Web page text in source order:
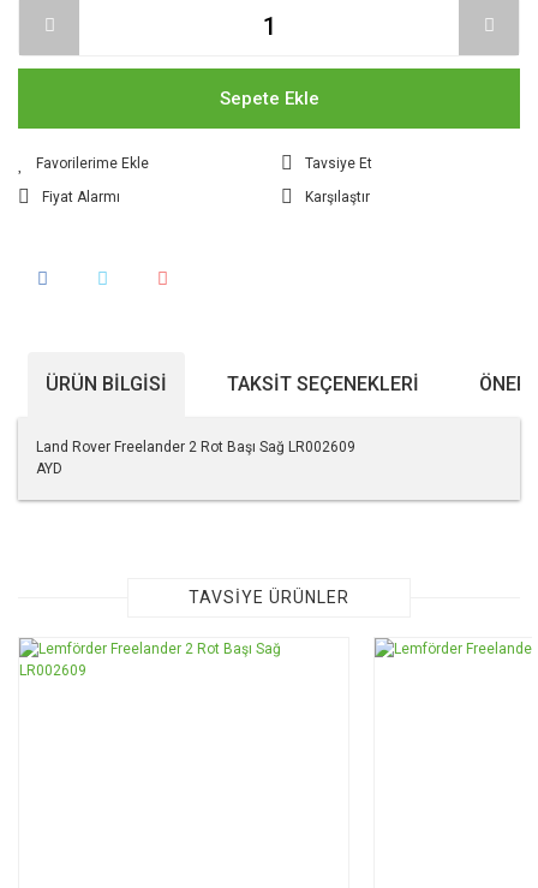
Sepete Ekle
Tavsiye Et
Fiyat Alarmı
Karşılaştır
ÜRÜN BILGISI TAKSIT SEÇENEKLERI
Land Rover Freelander 2 Rot Başı Sağ LR002609
AYD
Görüş ve önerileriniz için teşekkür ederiz.
Ürün resmi kalitesiz, bozuk veya görüntülenemiyor.
TAVSİYE ÜRÜNLER